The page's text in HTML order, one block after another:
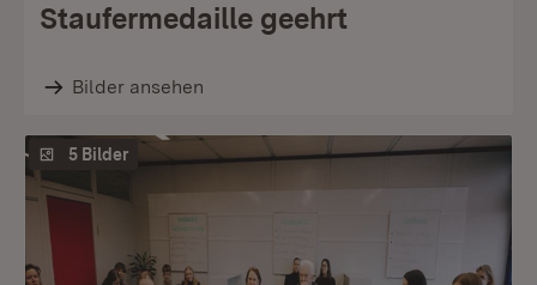
Staufermedaille geehrt
Bilder ansehen
5 Bilder